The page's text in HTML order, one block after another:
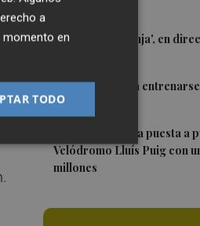
3 El 'Trofeu Taronja', en
4Almeida vuelve a
grupo
València ultima la puesta a
Velódromo Lluís Puig con
millones
a
momento en
TODO